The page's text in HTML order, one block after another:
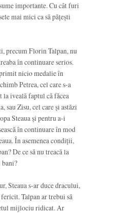
importante. Cu cât furi
mai mici ca să pățești
precum Florin Talpan, nu
în continuare serios.
nicio medalie în
Petrea, cel care s-a
la iveală faptul că făcea
sau Zisu, cel care și astăzi
Steaua și pentru a-i
în continuare în mod
În asemenea condiții,
De ce să nu treacă la
Steaua s-ar duce dracului,
Talpan ar trebui să
mijlociu ridicat. Ar